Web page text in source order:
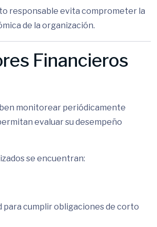
responsable evita comprometer la
de la organización.
Financieros
monitorear periódicamente
evaluar su desempeño
se encuentran:
para cumplir obligaciones de corto